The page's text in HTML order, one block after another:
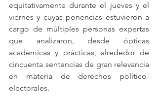
equitativamente durante el jueves y el
viernes y cuyas ponencias estuvieron a
cargo de múltiples personas expertas
que analizaron, desde ópticas
académicas y prácticas, alrededor de
cincuenta sentencias de gran relevancia
en materia de derechos político-
electorales.